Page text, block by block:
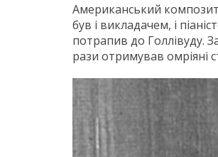
Американський
був і викладачем, і
потрапив до Голлівуду.
рази отримував омріяні